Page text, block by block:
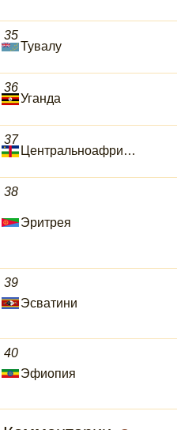
35
Тувалу
36
Уганда
37
Центральноафриканская Республика
38
Эритрея
39
Эсватини
40
Эфиопия